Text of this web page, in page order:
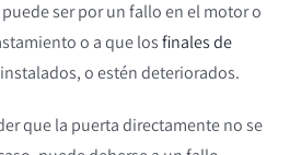
ser por un fallo en el motor o
o a que losfinales de
o estén deteriorados.
que la puerta directamente no se